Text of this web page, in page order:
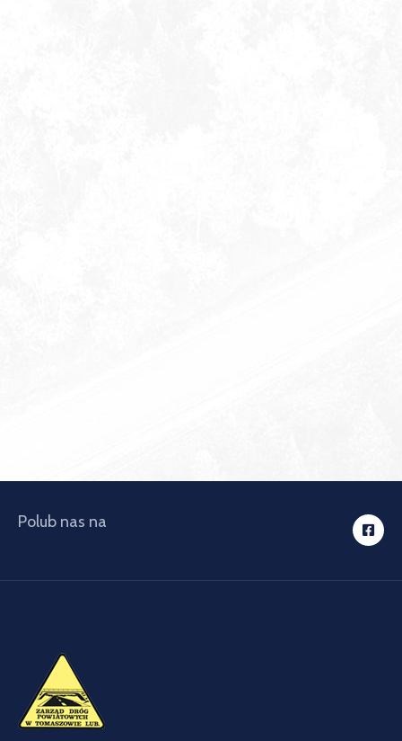
Polub nas na